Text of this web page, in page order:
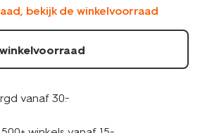
bekijk de winkelvoorraad
winkelvoorraad
vanaf 30.-